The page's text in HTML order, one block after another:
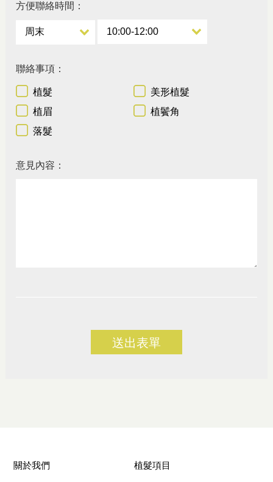
方便聯絡時間：
聯絡事項：
植髮
美形植髮
植眉
植鬢角
落髮
意見內容：
送出表單
關於我們 植髮項目